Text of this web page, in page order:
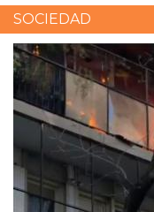
SOCIEDAD